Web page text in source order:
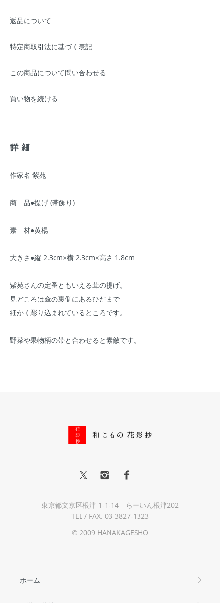
返品について
特定商取引法に基づく表記
この商品について問い合わせる
買い物を続ける
詳細
作家名 紫苑
商 品●提げ (帯飾り)
素 材●黄楊
大きさ●縦 2.3cm×横 2.3cm×高さ 1.8cm
紫苑さんの定番ともいえる茸の提げ。
見どころは傘の裏側にあるひだまで
細かく彫り込まれているところです。
野菜や果物柄の帯と合わせると素敵です。
東京都文京区根津 1-1-14 らーいん根津202
TEL / FAX. 03-3827-1323
© 2009 HANAKAGESHO
ホーム